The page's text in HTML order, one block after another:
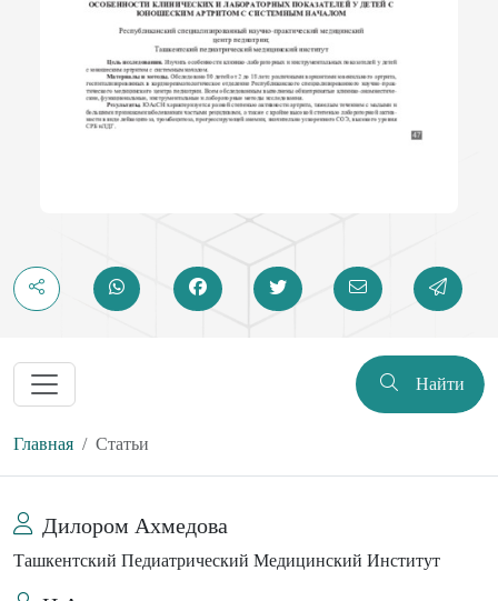
Найти
Главная Статьи
Дилором Ахмедова
Ташкентский Педиатрический Медицинский Институт